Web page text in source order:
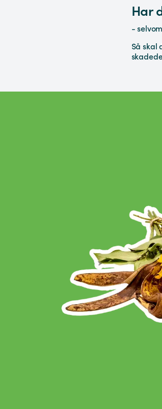
Har
-
Så skal